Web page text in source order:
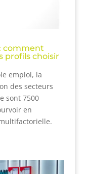
comment
profils choisir
emploi, la
des secteurs
sont 7500
en